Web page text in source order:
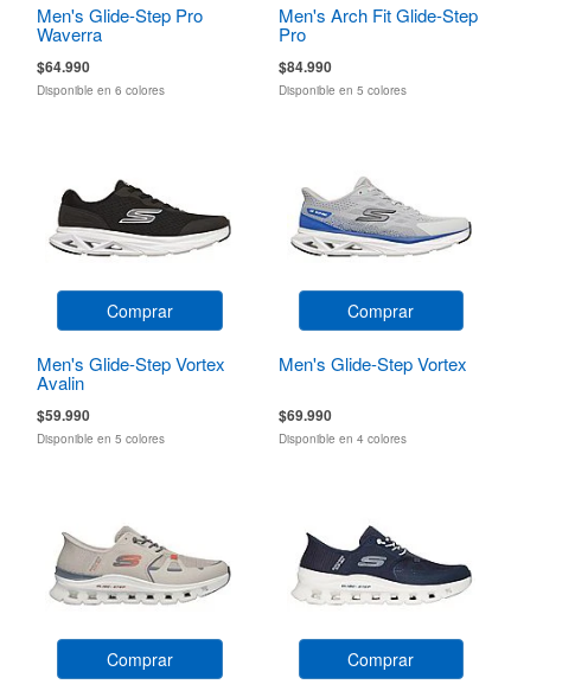
Men's Glide-Step Pro
Waverra
$64.990
Disponible en 6 colores
Men's Arch Fit Glide-Step
Pro
$84.990
Disponible en 5 colores
Comprar
Men's Glide-Step Vortex
Avalin
$59.990
Disponible en 5 colores
Comprar
Men's Glide-Step Vortex
$69.990
Disponible en 4 colores
Comprar Comprar